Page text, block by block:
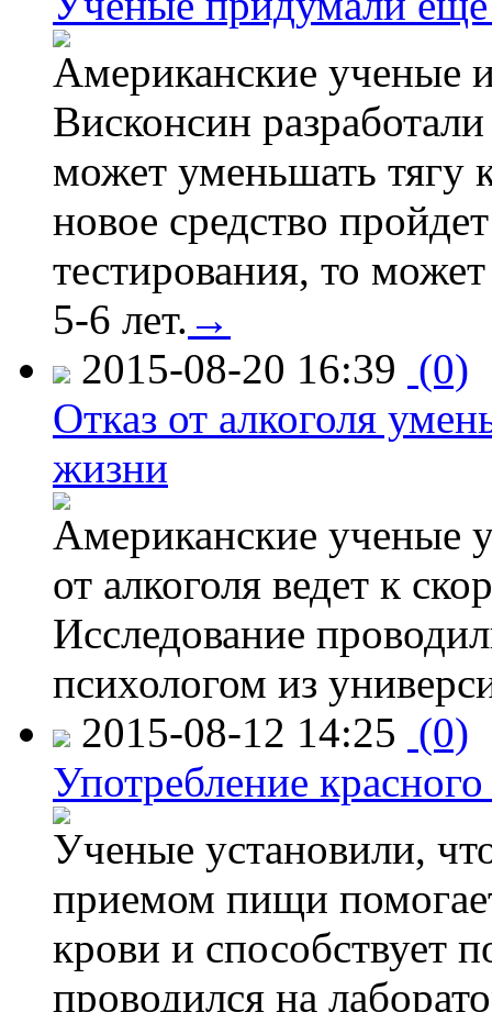
Американские ученые
Висконсин
может уменьшать тягу
новое средство
тестирования, то
5-6 лет. →
2015-08-20 16:39 (0)
Отказ от алкоголя
жизни
Американские ученые
от алкоголя ведет к
Исследование
психологом из
2015-08-12 14:25 (0)
Употребление
Ученые установили,
приемом пищи
крови и способствует
проводился на